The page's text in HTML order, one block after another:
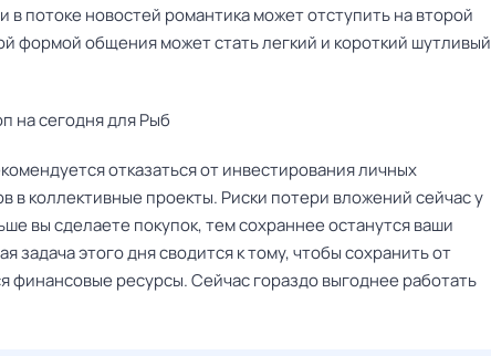
в потоке новостей романтика может отступить на второй
формой общения может стать легкий и короткий шутливый
на сегодня для Рыб
отказаться от инвестирования личных
в коллективные проекты. Риски потери вложений сейчас у
вы сделаете покупок, тем сохраннее останутся ваши
задача этого дня сводится к тому, чтобы сохранить от
финансовые ресурсы. Сейчас гораздо выгоднее работать